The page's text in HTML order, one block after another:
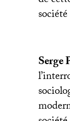
Serge